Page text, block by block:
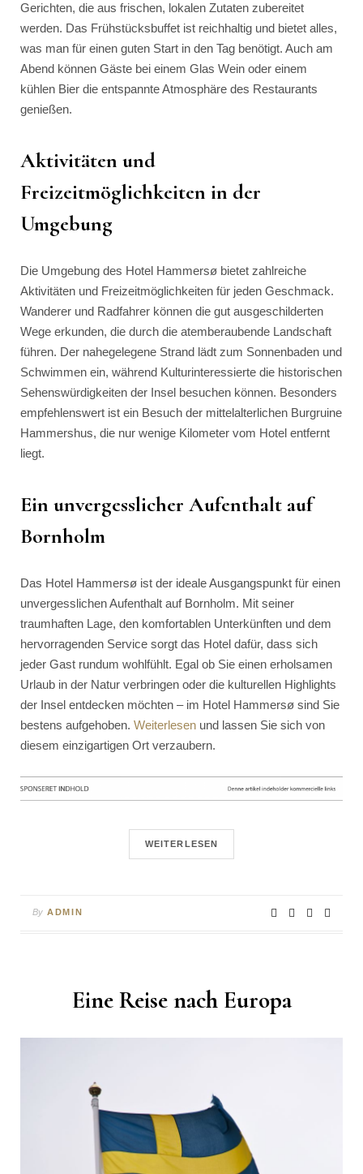
Gerichten, die aus frischen, lokalen Zutaten zubereitet
werden. Das Frühstücksbuffet ist reichhaltig und bietet alles,
was man für einen guten Start in den Tag benötigt. Auch am
Abend können Gäste bei einem Glas Wein oder einem
kühlen Bier die entspannte Atmosphäre des Restaurants
genießen.
Aktivitäten und
Freizeitmöglichkeiten in der
Umgebung
Die Umgebung des Hotel Hammersø bietet zahlreiche
Aktivitäten und Freizeitmöglichkeiten für jeden Geschmack.
Wanderer und Radfahrer können die gut ausgeschilderten
Wege erkunden, die durch die atemberaubende Landschaft
führen. Der nahegelegene Strand lädt zum Sonnenbaden und
Schwimmen ein, während Kulturinteressierte die historischen
Sehenswürdigkeiten der Insel besuchen können. Besonders
empfehlenswert ist ein Besuch der mittelalterlichen Burgruine
Hammershus, die nur wenige Kilometer vom Hotel entfernt
liegt.
Ein unvergesslicher Aufenthalt auf
Bornholm
Das Hotel Hammersø ist der ideale Ausgangspunkt für einen
unvergesslichen Aufenthalt auf Bornholm. Mit seiner
traumhaften Lage, den komfortablen Unterkünften und dem
hervorragenden Service sorgt das Hotel dafür, dass sich
jeder Gast rundum wohlfühlt. Egal ob Sie einen erholsamen
Urlaub in der Natur verbringen oder die kulturellen Highlights
der Insel entdecken möchten – im Hotel Hammersø sind Sie
bestens aufgehoben. Weiterlesen und lassen Sie sich von
diesem einzigartigen Ort verzaubern.
WEITERLESEN
By ADMIN
Eine Reise nach Europa